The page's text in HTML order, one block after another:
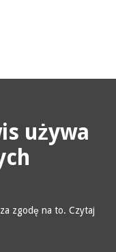
używa
zgodę na to. Czytaj